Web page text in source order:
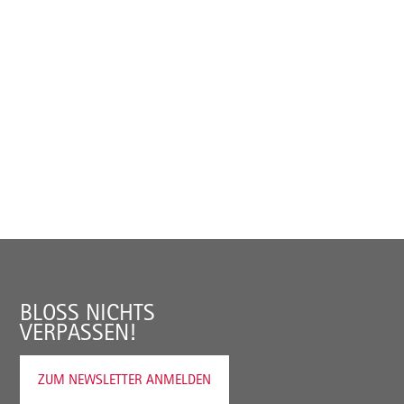
BLOSS NICHTS V
ERPASSEN!
ZUM NEWSLETTER ANMELDEN